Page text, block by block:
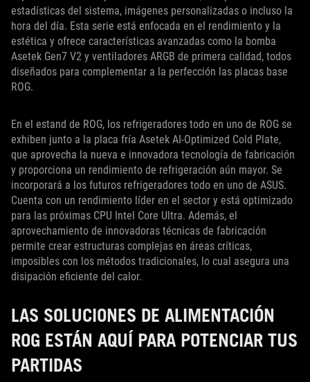
estadísticas del sistema, imágenes personalizadas o incluso la
hora del día. Esta serie está enfocada en el rendimiento y la
estética y ofrece características avanzadas como la bomba
Asetek Gen7 V2 y ventiladores ARGB de primera calidad, todos
diseñados para complementar a la perfección las placas base
ROG.
En el estand de ROG, los refrigeradores todo en uno de ROG se
exhiben junto a la placa fría Asetek AI-Optimized Cold Plate,
que aprovecha la nueva e innovadora tecnología de fabricación
y proporciona un rendimiento de refrigeración aún mayor. Se
incorporará a los futuros refrigeradores todo en uno de ASUS.
Cuenta con un rendimiento líder en el sector y está optimizado
para las próximas CPU Intel Core Ultra. Además, el
aprovechamiento de innovadoras técnicas de fabricación
permite crear estructuras complejas en áreas críticas,
imposibles con los métodos tradicionales, lo cual asegura una
disipación eficiente del calor.
LAS SOLUCIONES DE ALIMENTACIÓN
ROG ESTÁN AQUÍ PARA POTENCIAR TUS
PARTIDAS